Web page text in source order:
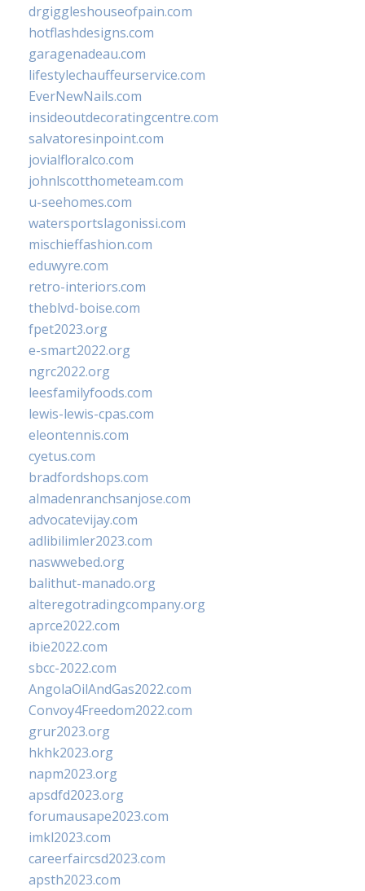
drgiggleshouseofpain.com
hotflashdesigns.com
garagenadeau.com
lifestylechauffeurservice.com
EverNewNails.com
insideoutdecoratingcentre.com
salvatoresinpoint.com
jovialfloralco.com
johnlscotthometeam.com
u-seehomes.com
watersportslagonissi.com
mischieffashion.com
eduwyre.com
retro-interiors.com
theblvd-boise.com
fpet2023.org
e-smart2022.org
ngrc2022.org
leesfamilyfoods.com
lewis-lewis-cpas.com
eleontennis.com
cyetus.com
bradfordshops.com
almadenranchsanjose.com
advocatevijay.com
adlibilimler2023.com
naswwebed.org
balithut-manado.org
alteregotradingcompany.org
aprce2022.com
ibie2022.com
sbcc-2022.com
AngolaOilAndGas2022.com
Convoy4Freedom2022.com
grur2023.org
hkhk2023.org
napm2023.org
apsdfd2023.org
forumausape2023.com
imkl2023.com
careerfaircsd2023.com
apsth2023.com